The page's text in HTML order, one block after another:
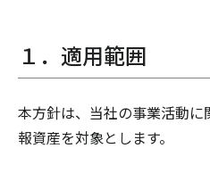
１．適用範囲
本方針は、当社の事業活動
報資産を対象とします。